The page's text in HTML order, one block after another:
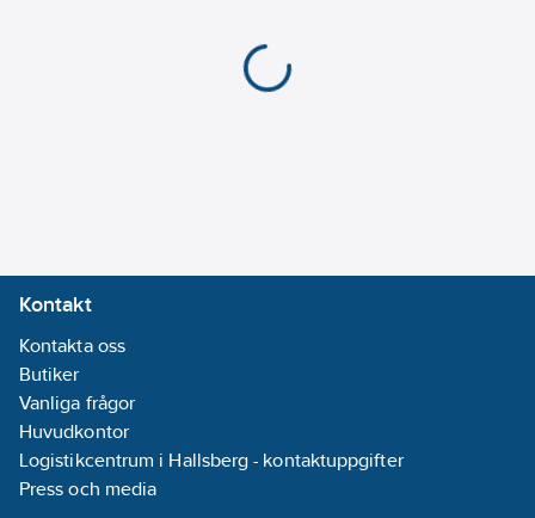
Kontakt
Kontakta oss
Butiker
Vanliga frågor
Huvudkontor
Logistikcentrum i Hallsberg - kontaktuppgifter
Press och media